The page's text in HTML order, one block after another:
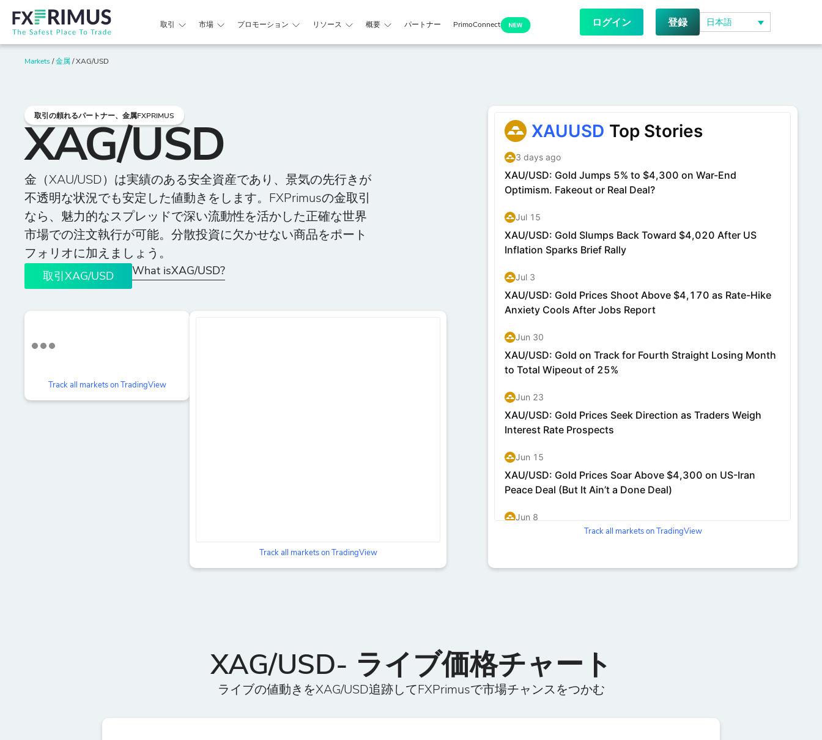
取引 市場 プロモーション リソース 概要 パートナー PrimoConnect ログイン 登録 日本語
取引の頼れるパートナー、金属FXPRIMUS
XAG/USD
金（XAU/USD）は実績のある安全資産であり、景気の先行きが
不透明な状況でも安定した値動きをします。FXPrimusの金取引
なら、魅力的なスプレッドで深い流動性を活かした正確な世界
市場での注文執行が可能。分散投資に欠かせない商品をポート
フォリオに加えましょう。
取引XAG/USD What isXAG/USD?
Track all markets on TradingView
Track all markets on TradingView
Track all markets on TradingView
Markets /金属 /XAG/USD
XAG/USD- ライブ価格チャート
ライブの値動きをXAG/USD追跡してFXPrimusで市場チャンスをつかむ